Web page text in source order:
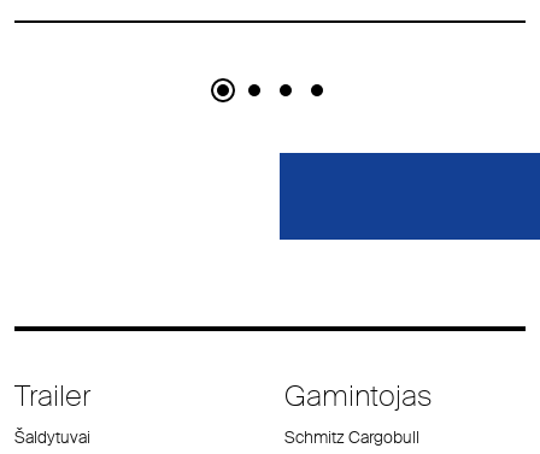
Trailer
Šaldytuvai
Gamintojas
Schmitz Cargobull